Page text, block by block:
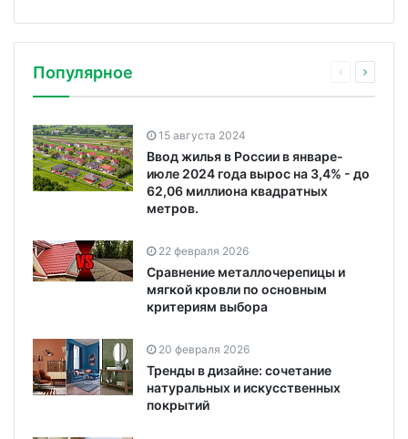
Популярное
15 августа 2024
Ввод жилья в России в январе-
июле 2024 года вырос на 3,4% - до
62,06 миллиона квадратных
метров.
22 февраля 2026
Сравнение металлочерепицы и
мягкой кровли по основным
критериям выбора
20 февраля 2026
Тренды в дизайне: сочетание
натуральных и искусственных
покрытий